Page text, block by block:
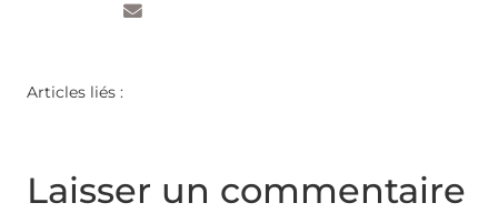
Articles liés :
Laisser un commentaire